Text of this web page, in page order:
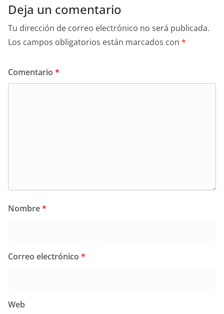
Deja un comentario
Tu dirección de correo electrónico no será publicada.
Los campos obligatorios están marcados con *
Comentario *
Nombre*
Correo electrónico *
Web